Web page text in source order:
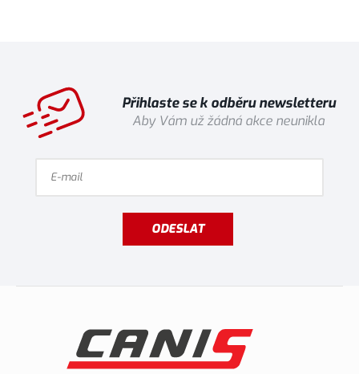
Přihlaste se k odběru newsletteru
Aby Vám už žádná akce neunikla
ODESLAT